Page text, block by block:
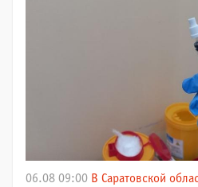
06.08 09:00 В Саратовской